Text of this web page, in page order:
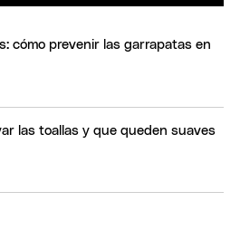
cómo prevenir las garrapatas en
las toallas y que queden suaves